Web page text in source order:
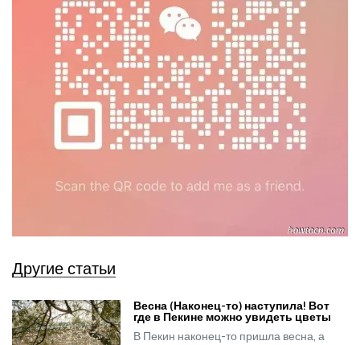
Другие статьи
Весна (Наконец-то) наступила! Вот
где в Пекине можно увидеть цветы
В Пекин наконец-то пришла весна, а